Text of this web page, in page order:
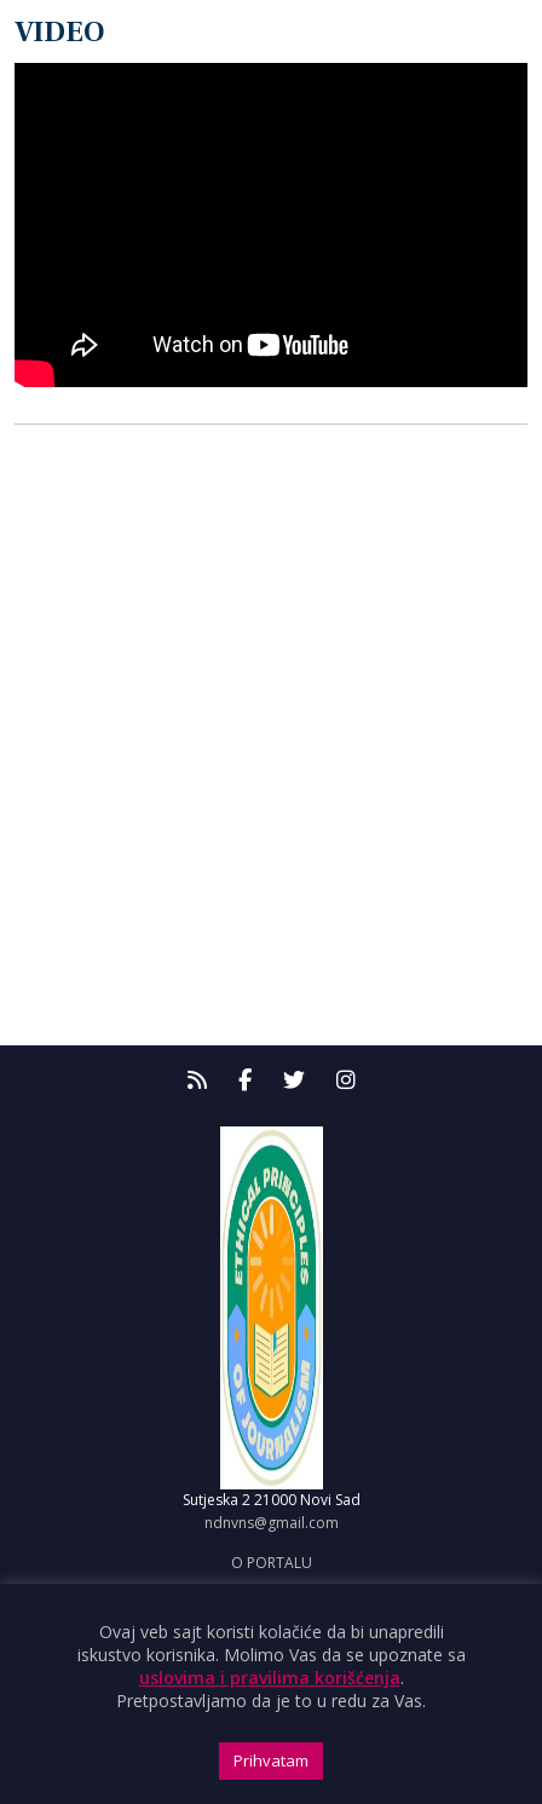
VIDEO
Sutjeska 2 21000 Novi Sad
ndnvns@gmail.com
O PORTALU
OBJAVI VEST
USLOVI KORIŠĆENJA
Ovaj veb sajt koristi kolačiće da bi unapredili
iskustvo korisnika. Molimo Vas da se upoznate sa
uslovima i pravilima korišćenja.
Pretpostavljamo da je to u redu za Vas.
Prihvatam